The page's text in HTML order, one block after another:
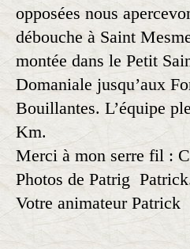
opposées nous
débouche à Saint
montée dans le Petit
Domaniale jusqu’aux
Bouillantes. L’équipe
Km.
Merci à mon serre fil :
Photos de Patrig
Votre animateur Patrick